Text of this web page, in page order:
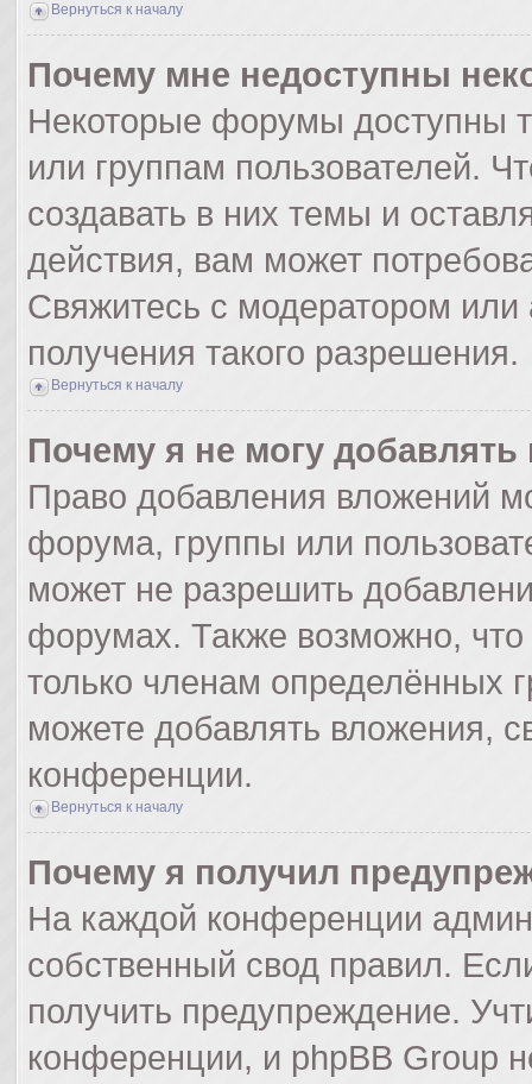
Вернуться к началу
Почему мне недоступны
Некоторые форумы доступны
или группам пользователей.
создавать в них темы и
действия, вам может
Свяжитесь с модератором
получения такого разрешения.
Вернуться к началу
Почему я не могу
Право добавления вложений
форума, группы или
может не разрешить
форумах. Также возможно,
только членам определённых
можете добавлять вложения,
конференции.
Вернуться к началу
Почему я получил
На каждой конференции
собственный свод правил.
получить предупреждение.
конференции, и phpBB Group